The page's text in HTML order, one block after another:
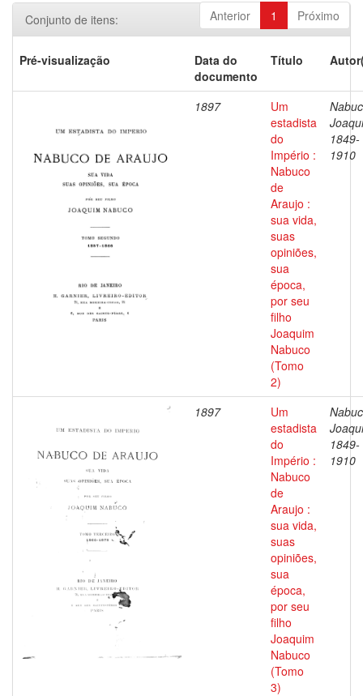
Anterior 1 Próximo
Conjunto de itens:
Pré-visualização
Data do
documento
Título
1897
Um
estadista
do
Império :
Nabuco
de
Araujo :
sua vida,
suas
opiniões,
sua
época,
por seu
filho
Joaquim
Nabuco
(Tomo
2)
1849-
1910
1897
Um
estadista
do
Império :
Nabuco
de
Araujo :
sua vida,
suas
opiniões,
sua
época,
por seu
filho
Joaquim
Nabuco
(Tomo
3)
1849-
1910